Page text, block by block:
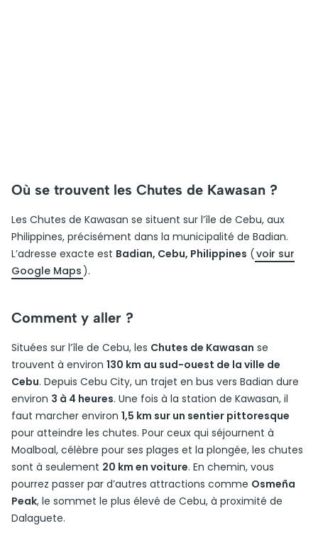
Où se trouvent les Chutes de Kawasan ?
Les Chutes de Kawasan se situent sur l’île de Cebu, aux
Philippines, précisément dans la municipalité de Badian.
L’adresse exacte est Badian, Cebu, Philippines (voir sur
Google Maps ).
Comment y aller ?
Situées sur l’île de Cebu, les Chutes de Kawasan se
trouvent à environ 130 km au sud-ouest de la ville de
Cebu. Depuis Cebu City, un trajet en bus vers Badian dure
environ 3 à 4 heures. Une fois à la station de Kawasan, il
faut marcher environ 1,5 km sur un sentier pittoresque
pour atteindre les chutes. Pour ceux qui séjournent à
Moalboal, célèbre pour ses plages et la plongée, les chutes
sont à seulement 20 km en voiture. En chemin, vous
pourrez passer par d’autres attractions comme Osmeña
Peak, le sommet le plus élevé de Cebu, à proximité de
Dalaguete.